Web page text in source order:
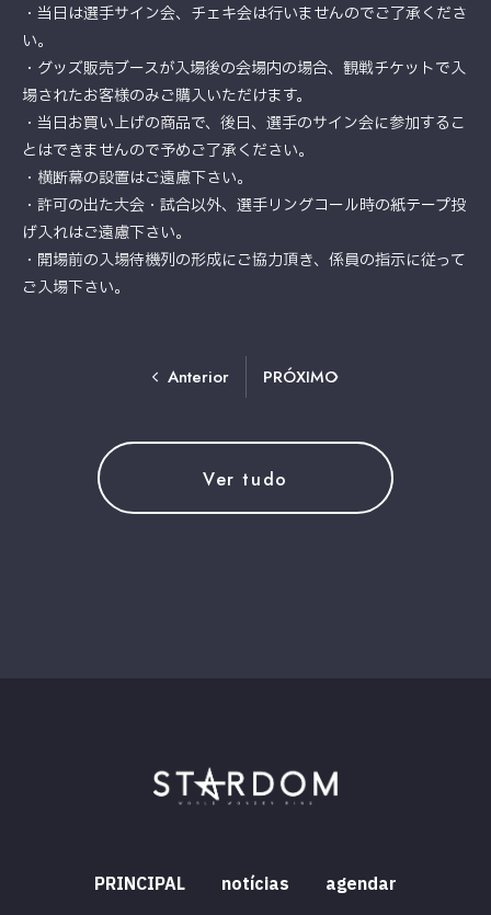
・当日は選手サイン会、チェキ会は行いませんのでご了承くださ
い。
・グッズ販売ブースが入場後の会場内の場合、観戦チケットで入
場されたお客様のみご購入いただけます。
・当日お買い上げの商品で、後日、選手のサイン会に参加するこ
とはできませんので予めご了承ください。
・横断幕の設置はご遠慮下さい。
・許可の出た大会・試合以外、選手リングコール時の紙テープ投
げ入れはご遠慮下さい。
・開場前の入場待機列の形成にご協力頂き、係員の指示に従って
ご入場下さい。
Anterior PRÓXIMO
Ver tudo
PRINCIPAL notícias agendar